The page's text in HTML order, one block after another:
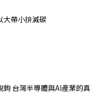
大帶小拚減碳
的真